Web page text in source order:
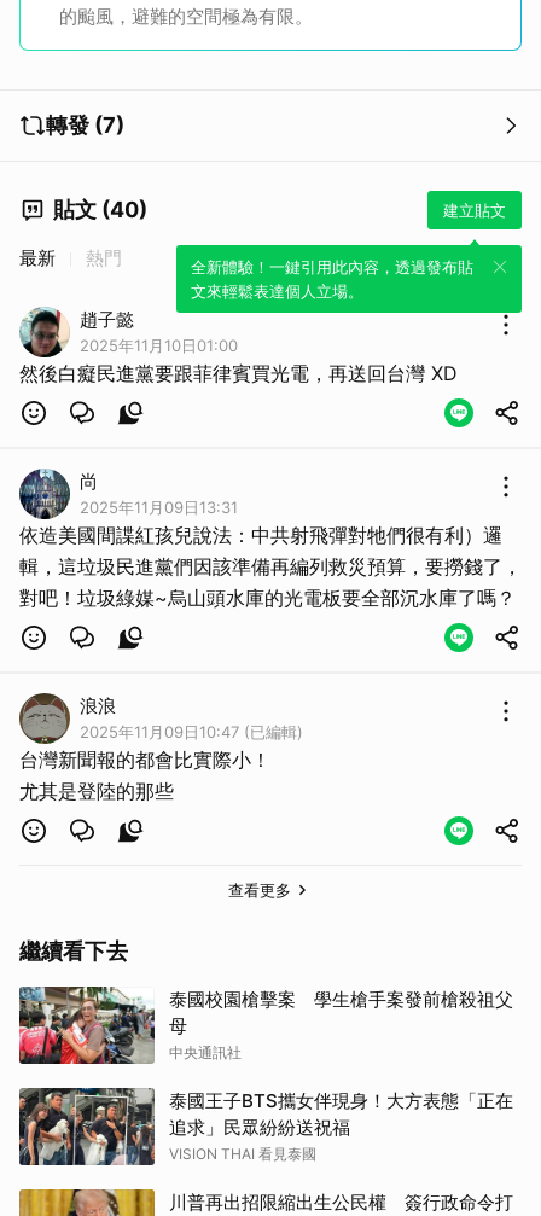
的颱風，避難的空間極為有限。
轉發 (7)
貼文 (40) 建立貼文
全新體驗！一鍵引用此內容，透過發布貼
文來輕鬆表達個人立場。
最新 熱門
趙子懿
2025年11月10日01:00
然後白癡民進黨要跟菲律賓買光電，再送回台灣 XD
尚
2025年11月09日13:31
依造美國間諜紅孩兒說法：中共射飛彈對牠們很有利）邏
輯，這垃圾民進黨們因該準備再編列救災預算，要撈錢了，
對吧！垃圾綠媒~烏山頭水庫的光電板要全部沉水庫了嗎？
浪浪
2025年11月09日10:47 (已編輯)
台灣新聞報的都會比實際小！
尤其是登陸的那些
查看更多
繼續看下去
泰國校園槍擊案 學生槍手案發前槍殺祖父
母
中央通訊社
泰國王子BTS攜女伴現身！大方表態「正在
追求」民眾紛紛送祝福
VISION THAI 看見泰國
川普再出招限縮出生公民權 簽行政命令打